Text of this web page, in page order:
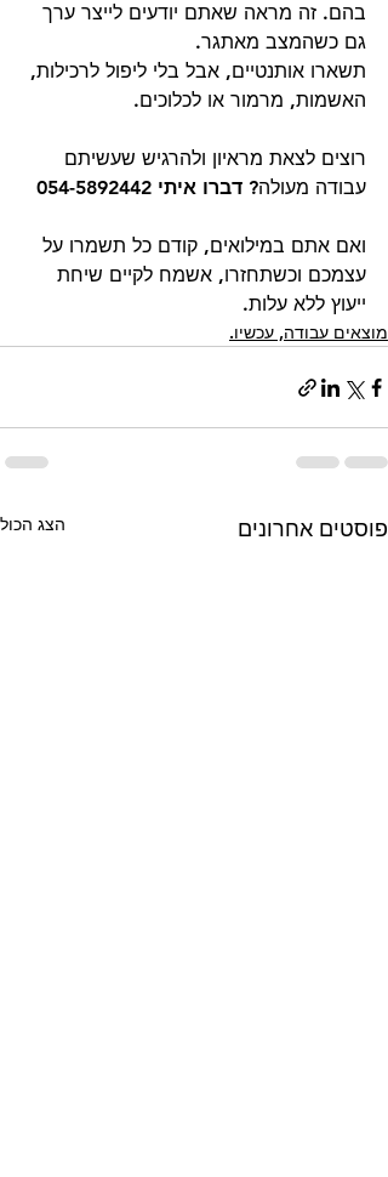
בהם. זה מראה שאתם יודעים לייצר ערך
גם כשהמצב מאתגר.
תשארו אותנטיים, אבל בלי ליפול לרכילות,
האשמות, מרמור או לכלוכים.
רוצים לצאת מראיון ולהרגיש שעשיתם
עבודה מעולה? דברו איתי 054-5892442
ואם אתם במילואים, קודם כל תשמרו על
עצמכם וכשתחזרו, אשמח לקיים שיחת
ייעוץ ללא עלות.
מוצאים עבודה, עכשיו.
פוסטים אחרונים הצג הכול